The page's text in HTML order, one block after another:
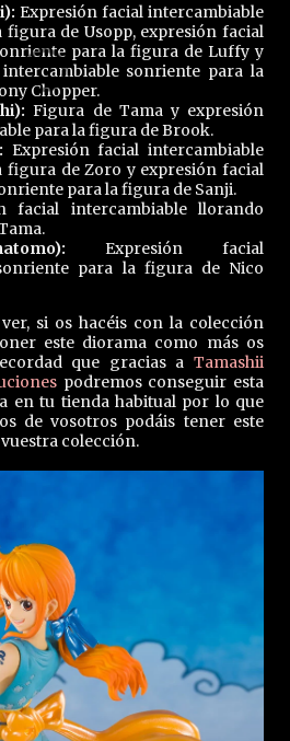
Expresión facial intercambiable
figura de Usopp, expresión facial
para la figura de Luffy y
sonriente para la
Chopper.
Figura de Tama y expresión
para la figura de Brook.
Expresión facial intercambiable
figura de Zoro y expresión facial
para la figura de Sanji.
facial intercambiable llorando
Expresión facial
para la figura de Nico
si os hacéis con la colección
este diorama como más os
que gracias a Tamashii
podremos conseguir esta
en tu tienda habitual por lo que
de vosotros podáis tener este
colección.